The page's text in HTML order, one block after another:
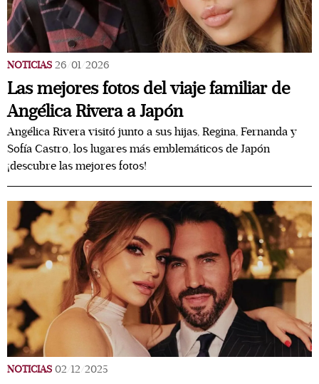
NOTICIAS 26/01/2026
Las mejores fotos del viaje familiar de
Angélica Rivera a Japón
Angélica Rivera visitó junto a sus hijas, Regina, Fernanda y
Sofía Castro, los lugares más emblemáticos de Japón
¡descubre las mejores fotos!
NOTICIAS 02/12/2025